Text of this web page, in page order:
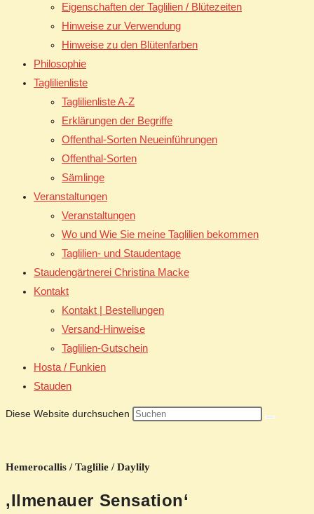
Eigenschaften der Taglilien / Blütezeiten
Hinweise zur Verwendung
Hinweise zu den Blütenfarben
Philosophie
Taglilienliste
Taglilienliste A-Z
Erklärungen der Begriffe
Offenthal-Sorten Neueinführungen
Offenthal-Sorten
Sämlinge
Veranstaltungen
Veranstaltungen
Wo und Wie Sie meine Taglilien bekommen
Taglilien- und Staudentage
Staudengärtnerei Christina Macke
Kontakt
Kontakt | Bestellungen
Versand-Hinweise
Taglilien-Gutschein
Hosta / Funkien
Stauden
Diese Website durchsuchen
Hemerocallis / Taglilie / Daylily
‚Ilmenauer Sensation‘